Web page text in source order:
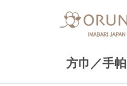
方巾／手帕